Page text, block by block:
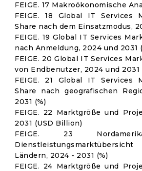
FEIGE. 17 Makroökonomische
FEIGE. 18 Global IT Services
Share nach dem Einsatzmodus,
FEIGE. 19 Global IT Services
nach Anmeldung, 2024 und 2031
FEIGE. 20 Global IT Services
von Endbenutzer, 2024 und 2031
FEIGE. 21 Global IT Services
Share nach geografischen
2031 (%)
FEIGE. 22 Marktgröße und
2031 (USD Billion)
FEIGE. 23
Ländern, 2024 - 2031 (%)
FEIGE. 24 Marktgröße und